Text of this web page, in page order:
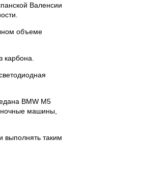
Валенсии
объеме
карбона.
BMW M5
машины,
выполнять таким